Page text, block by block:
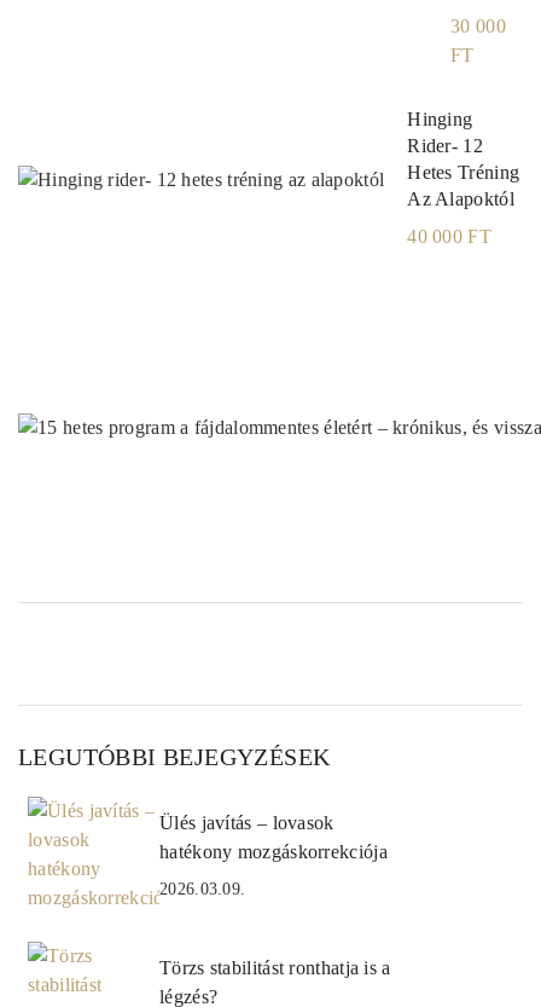
30 000
FT
Hinging
Rider- 12
Hetes Tréning
Az Alapoktól
40 000 FT
LEGUTÓBBI BEJEGYZÉSEK
Ülés javítás – lovasok
hatékony mozgáskorrekciója
2026.03.09.
Törzs stabilitást ronthatja is a
légzés?